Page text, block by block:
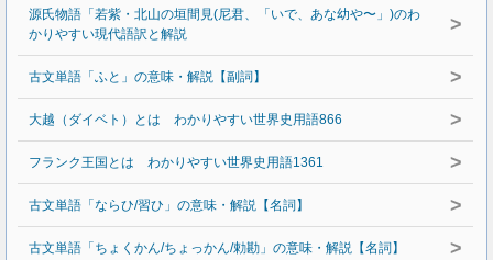
源氏物語「若紫・北山の垣間見(尼君、「いで、あな幼や〜」)のわ
かりやすい現代語訳と解説
>
古文単語「ふと」の意味・解説【副詞】 >
大越（ダイベト）とは わかりやすい世界史用語866 >
フランク王国とは わかりやすい世界史用語1361 >
古文単語「ならひ/習ひ」の意味・解説【名詞】 >
古文単語「ちょくかん/ちょっかん/勅勘」の意味・解説【名詞】 >